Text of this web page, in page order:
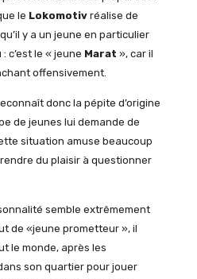
le Lokomotivréalise de
y a un jeune en particulier
c’est le « jeune Marat », car il
offensivement.
donc la pépite d’origine
de jeunes lui demande de
situation amuse beaucoup
du plaisir à questionner
semble extrêmement
de «jeune prometteur », il
le monde, après les
son quartier pour jouer